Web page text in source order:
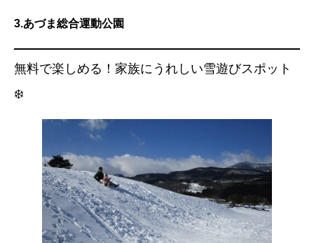
3.あづま総合運動公園
無料で楽しめる！家族にうれしい雪遊びスポット
❄️